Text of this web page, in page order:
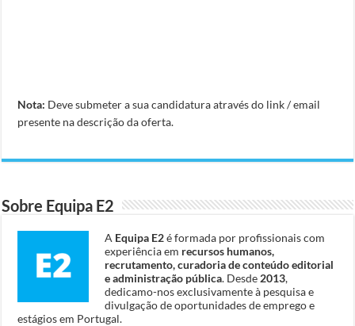
Nota: Deve submeter a sua candidatura através do link / email
presente na descrição da oferta.
Sobre Equipa E2
A Equipa E2é formada por profissionais com
experiência em recursos humanos,
recrutamento, curadoria de conteúdo editorial
e administração pública. Desde 2013,
dedicamo-nos exclusivamente à pesquisa e
divulgação de oportunidades de emprego e
estágios em Portugal.